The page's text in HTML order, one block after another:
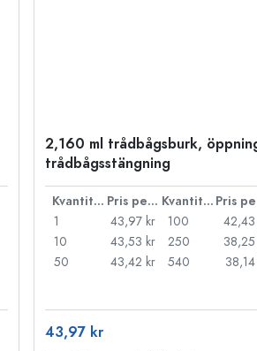
2,160 ml trådbågsburk,
trådbågsstängning
Kvantitet Pris per styck Kvantitet
1
43,97 kr
10
43,53 kr
50
43,42 kr
100
250
540
43,97 kr